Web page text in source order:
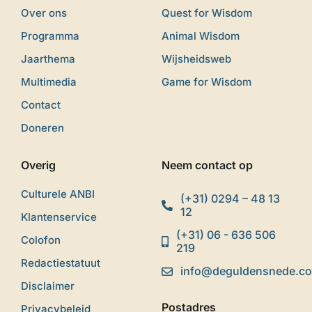
Over ons
Programma
Jaarthema
Multimedia
Contact
Doneren
Quest for Wisdom
Animal Wisdom
Wijsheidsweb
Game for Wisdom
Overig
Culturele ANBI
Klantenservice
Colofon
Redactiestatuut
Disclaimer
Privacybeleid
Neem contact op
(+31) 0294 – 48 13
12
(+31) 06 - 636 506
219
Postadres